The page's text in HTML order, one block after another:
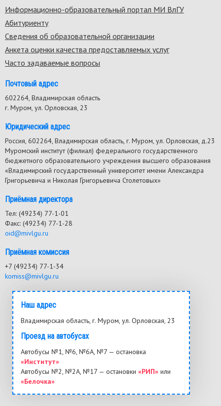
Footer
menu
Информационно-образовательный портал МИ ВлГУ
Абитуриенту
Сведения об образовательной организации
Анкета оценки качества предоставляемых услуг
Часто задаваемые вопросы
Почтовый адрес
602264, Владимирская область
г. Муром, ул. Орловская, 23
Юридический адрес
Россия, 602264, Владимирская область, г. Муром, ул. Орловская, д.23
Муромский институт (филиал) федерального государственного
бюджетного образовательного учреждения высшего образования
«Владимирский государственный университет имени Александра
Григорьевича и Николая Григорьевича Столетовых»
Приёмная директора
Тел: (49234) 77-1-01
Факс: (49234) 77-1-28
oid@mivlgu.ru
Приёмная комиссия
+7 (49234) 77-1-34
komiss@mivlgu.ru
Наш адрес
Владимирская область, г. Муром, ул. Орловская, 23
Проезд на автобусах
Автобусы №1, №6, №6А, №7 — остановка
«Институт»
Автобусы №2, №2А, №17 — остановки «РИП» или
«Белочка»